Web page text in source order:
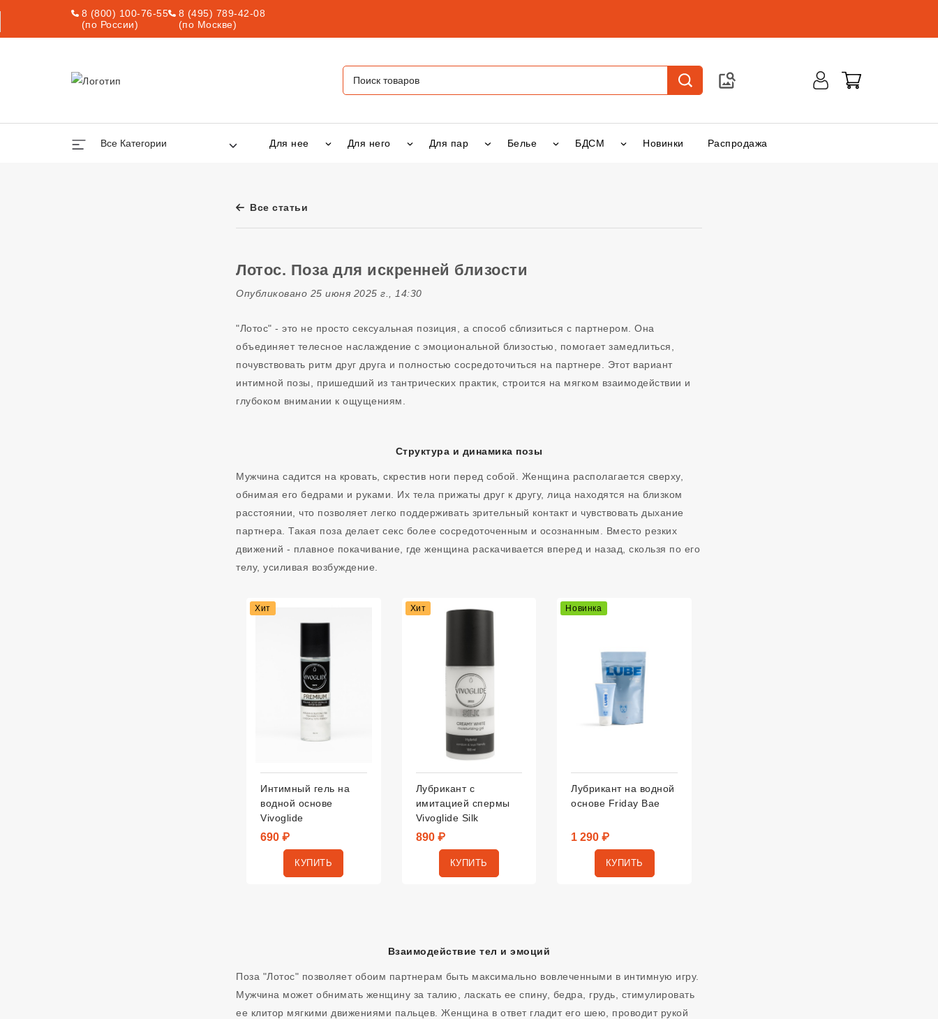
8 (800) 100-76-55
(по России)
8 (495) 789-42-08
(по Москве)
Все Категории Для нее Для него Для пар Белье БДСМ Новинки Распродажа
Все статьи
Лотос. Поза для искренней близости
Опубликовано 25 июня 2025 г., 14:30
"Лотос" - это не просто сексуальная позиция, а способ сблизиться с партнером. Она
объединяет телесное наслаждение с эмоциональной близостью, помогает замедлиться,
почувствовать ритм друг друга и полностью сосредоточиться на партнере. Этот вариант
интимной позы, пришедший из тантрических практик, строится на мягком взаимодействии и
глубоком внимании к ощущениям.
Структура и динамика позы
Мужчина садится на кровать, скрестив ноги перед собой. Женщина располагается сверху,
обнимая его бедрами и руками. Их тела прижаты друг к другу, лица находятся на близком
расстоянии, что позволяет легко поддерживать зрительный контакт и чувствовать дыхание
партнера. Такая поза делает секс более сосредоточенным и осознанным. Вместо резких
движений - плавное покачивание, где женщина раскачивается вперед и назад, скользя по его
телу, усиливая возбуждение.
Хит
Интимный гель на
водной основе
Vivoglide
690 ₽
КУПИТЬ
Хит
Лубрикант с
имитацией спермы
Vivoglide Silk
890 ₽
КУПИТЬ
Новинка
Лубрикант на водной
основе Friday Bae
1 290 ₽
КУПИТЬ
Взаимодействие тел и эмоций
Поза "Лотос" позволяет обоим партнерам быть максимально вовлеченными в интимную игру.
Мужчина может обнимать женщину за талию, ласкать ее спину, бедра, грудь, стимулировать
ее клитор мягкими движениями пальцев. Женщина в ответ гладит его шею, проводит рукой